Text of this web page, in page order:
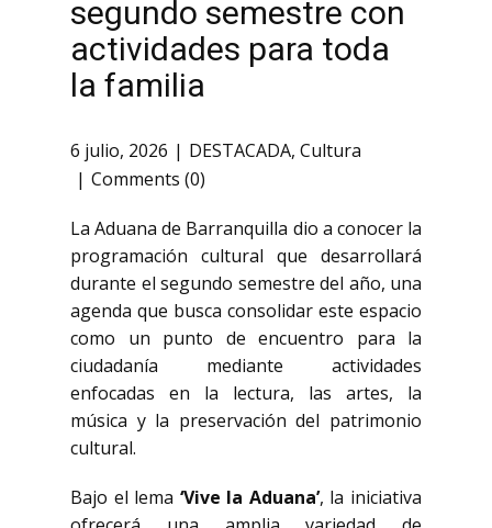
segundo semestre con
actividades para toda
la familia
6 julio, 2026 DESTACADA, Cultura
Comments (0)
La Aduana de Barranquilla dio a conocer la
programación cultural que desarrollará
durante el segundo semestre del año, una
agenda que busca consolidar este espacio
como un punto de encuentro para la
ciudadanía mediante actividades
enfocadas en la lectura, las artes, la
música y la preservación del patrimonio
cultural.
Bajo el lema ‘Vive la Aduana’, la iniciativa